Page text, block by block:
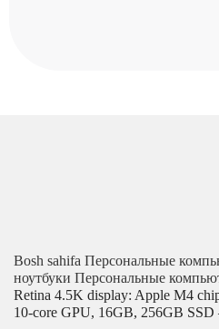
Bosh sahifa Персональные
ноутбуки Персональные
Retina 4.5K display: Apple M4
10‑core GPU, 16GB, 256GB